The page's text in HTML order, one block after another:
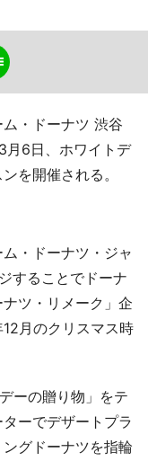
・ドーナツ 渋谷
月6日、ホワイトデ
を開催される。
・ドーナツ・ジャ
することでドーナ
ツ・リメーク」企
月のクリスマス時
ーの贈り物」をテ
ーでデザートプラ
グドーナツを指輪